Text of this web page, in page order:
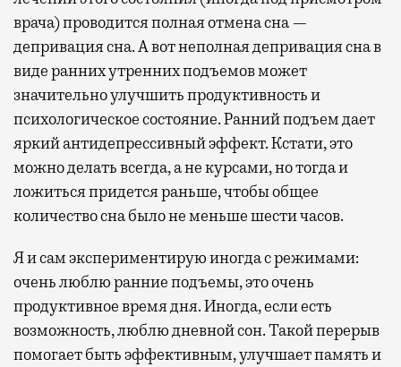
врача) проводится полная отмена сна —
депривация сна. А вот неполная депривация сна в
виде ранних утренних подъемов может
значительно улучшить продуктивность и
психологическое состояние. Ранний подъем дает
яркий антидепрессивный эффект. Кстати, это
можно делать всегда, а не курсами, но тогда и
ложиться придется раньше, чтобы общее
количество сна было не меньше шести часов.
Я и сам экспериментирую иногда с режимами:
очень люблю ранние подъемы, это очень
продуктивное время дня. Иногда, если есть
возможность, люблю дневной сон. Такой перерыв
помогает быть эффективным, улучшает память и